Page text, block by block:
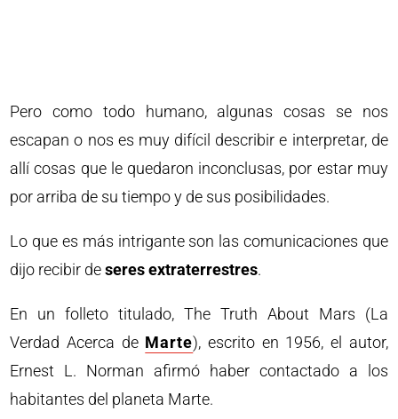
Pero como todo humano, algunas cosas se nos
escapan o nos es muy difícil describir e interpretar, de
allí cosas que le quedaron inconclusas, por estar muy
por arriba de su tiempo y de sus posibilidades.
Lo que es más intrigante son las comunicaciones que
dijo recibir deseres extraterrestres.
En un folleto titulado, The Truth About Mars (La
Verdad Acerca de Marte), escrito en 1956, el autor,
Ernest L. Norman afirmó haber contactado a los
habitantes del planeta Marte.